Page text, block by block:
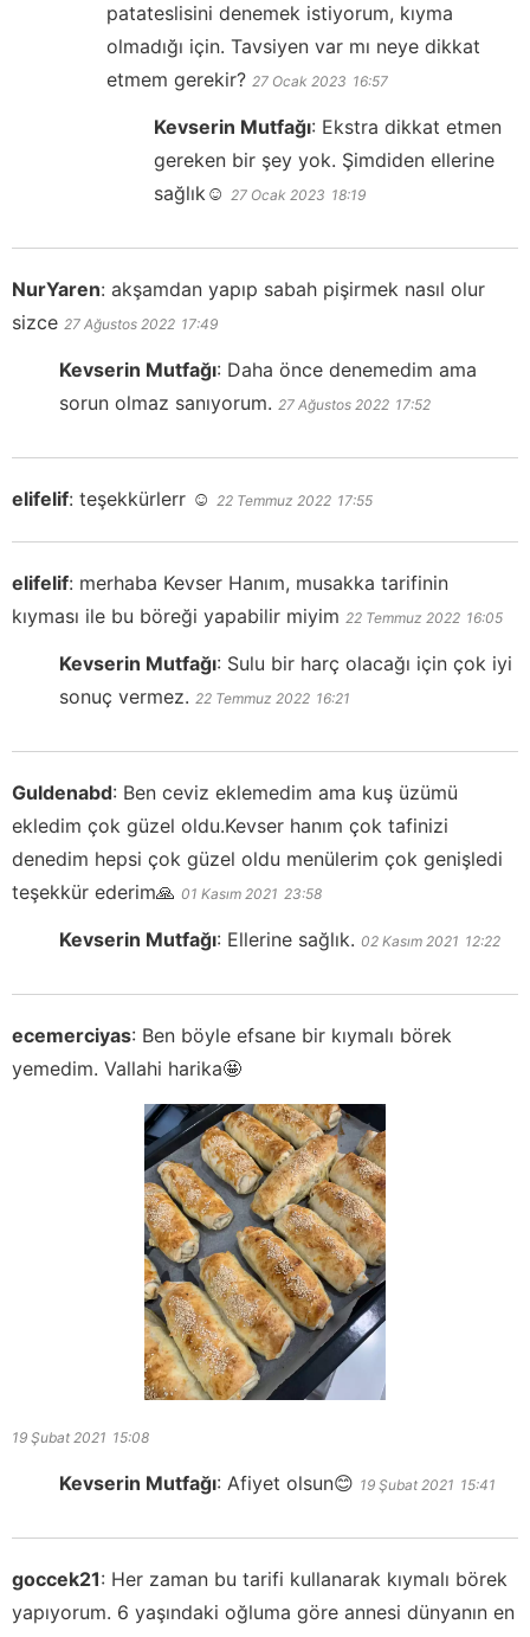
patateslisini denemek istiyorum, kıyma
olmadığı için. Tavsiyen var mı neye dikkat
etmem gerekir? 27 Ocak 2023 16:57
Kevserin Mutfağı: Ekstra dikkat etmen
gereken bir şey yok. Şimdiden ellerine
sağlık☺️ 27 Ocak 2023 18:19
NurYaren: akşamdan yapıp sabah pişirmek nasıl olur
sizce 27 Ağustos 2022 17:49
Kevserin Mutfağı: Daha önce denemedim ama
sorun olmaz sanıyorum. 27 Ağustos 2022 17:52
elifelif: teşekkürlerr ☺️ 22 Temmuz 2022 17:55
elifelif: merhaba Kevser Hanım, musakka tarifinin
kıyması ile bu böreği yapabilir miyim 22 Temmuz 2022 16:05
Kevserin Mutfağı: Sulu bir harç olacağı için çok iyi
sonuç vermez. 22 Temmuz 2022 16:21
Guldenabd: Ben ceviz eklemedim ama kuş üzümü
ekledim çok güzel oldu.Kevser hanım çok tafinizi
denedim hepsi çok güzel oldu menülerim çok genişledi
teşekkür ederim🙏 01 Kasım 2021 23:58
Kevserin Mutfağı: Ellerine sağlık. 02 Kasım 2021 12:22
ecemerciyas: Ben böyle efsane bir kıymalı börek
yemedim. Vallahi harika🤩
19 Şubat 2021 15:08
Kevserin Mutfağı: Afiyet olsun😊 19 Şubat 2021 15:41
goccek21: Her zaman bu tarifi kullanarak kıymalı börek
yapıyorum. 6 yaşındaki oğluma göre annesi dünyanın en